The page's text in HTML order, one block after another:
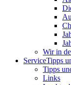
Wir in
ServiceTipps
Tipps
Links